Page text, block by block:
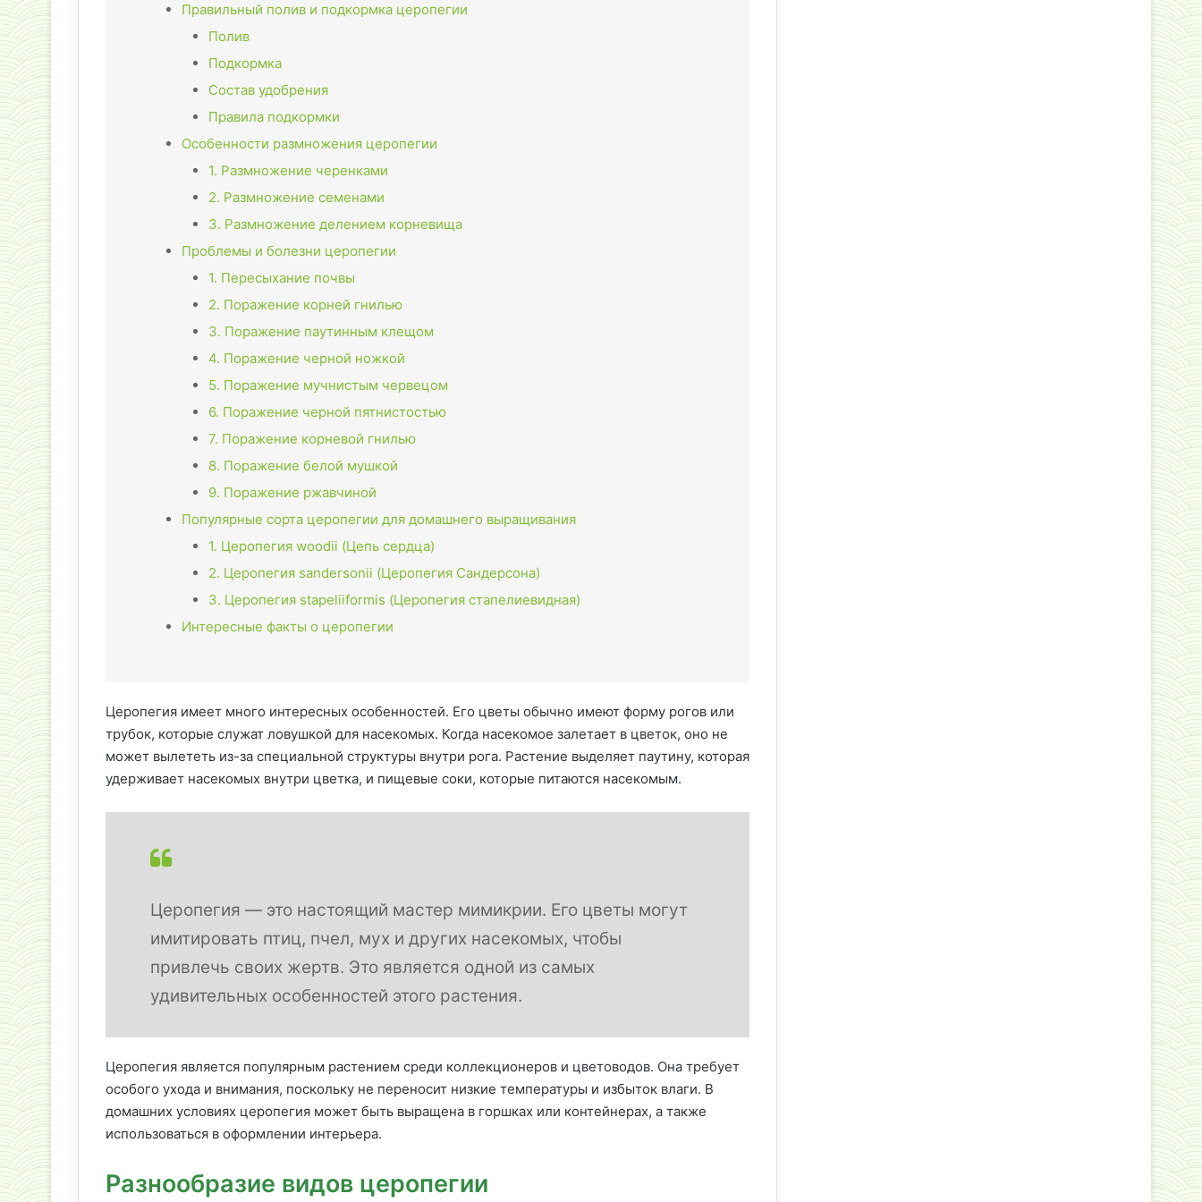
Правильный полив и подкормка церопегии
Полив
Подкормка
Состав удобрения
Правила подкормки
Особенности размножения церопегии
1. Размножение черенками
2. Размножение семенами
3. Размножение делением корневища
Проблемы и болезни церопегии
1. Пересыхание почвы
2. Поражение корней гнилью
3. Поражение паутинным клещом
4. Поражение черной ножкой
5. Поражение мучнистым червецом
6. Поражение черной пятнистостью
7. Поражение корневой гнилью
8. Поражение белой мушкой
9. Поражение ржавчиной
Популярные сорта церопегии для домашнего выращивания
1. Церопегия woodii (Цепь сердца)
2. Церопегия sandersonii (Церопегия Сандерсона)
3. Церопегия stapeliiformis (Церопегия стапелиевидная)
Интересные факты о церопегии
Церопегия имеет много интересных особенностей. Его цветы обычно имеют форму рогов или
трубок, которые служат ловушкой для насекомых. Когда насекомое залетает в цветок, оно не
может вылететь из-за специальной структуры внутри рога. Растение выделяет паутину, которая
удерживает насекомых внутри цветка, и пищевые соки, которые питаются насекомым.
Церопегия — это настоящий мастер мимикрии. Его цветы могут
имитировать птиц, пчел, мух и других насекомых, чтобы
привлечь своих жертв. Это является одной из самых
удивительных особенностей этого растения.
Церопегия является популярным растением среди коллекционеров и цветоводов. Она требует
особого ухода и внимания, поскольку не переносит низкие температуры и избыток влаги. В
домашних условиях церопегия может быть выращена в горшках или контейнерах, а также
использоваться в оформлении интерьера.
Разнообразие видов церопегии